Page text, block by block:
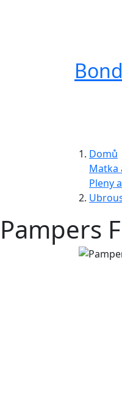
Domů
Matka
Pleny
Pampers